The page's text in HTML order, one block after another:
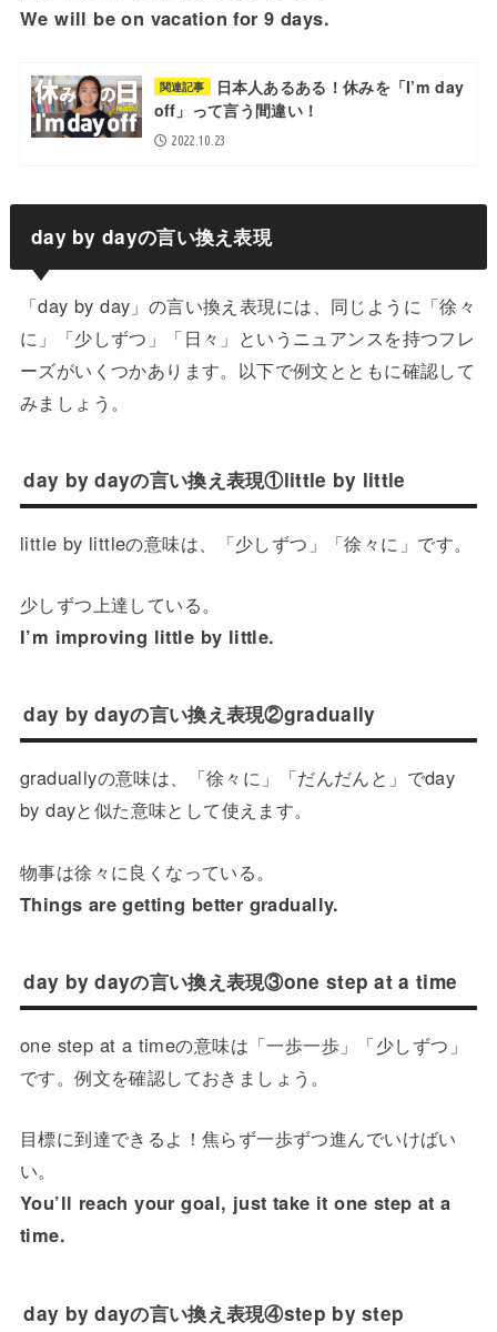
We will be on vacation for 9 days.
関連記事
日本人あるある！休みを「I’m day
off」って言う間違い！
2022.10.23
day by dayの言い換え表現
「day by day」の言い換え表現には、同じように「徐々
に」「少しずつ」「日々」というニュアンスを持つフレ
ーズがいくつかあります。以下で例文とともに確認して
みましょう。
day by dayの言い換え表現①little by little
little by littleの意味は、「少しずつ」「徐々に」です。
少しずつ上達している。
I’m improving little by little.
day by dayの言い換え表現②gradually
graduallyの意味は、「徐々に」「だんだんと」でday
by dayと似た意味として使えます。
物事は徐々に良くなっている。
Things are getting better gradually.
day by dayの言い換え表現③one step at a time
one step at a timeの意味は「一歩一歩」「少しずつ」
です。例文を確認しておきましょう。
目標に到達できるよ！焦らず一歩ずつ進んでいけばい
い。
You’ll reach your goal, just take it one step at a
time.
day by dayの言い換え表現④step by step